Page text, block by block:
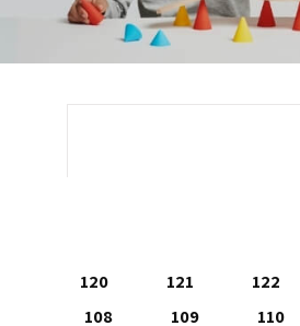
122
121
120
110
109
108